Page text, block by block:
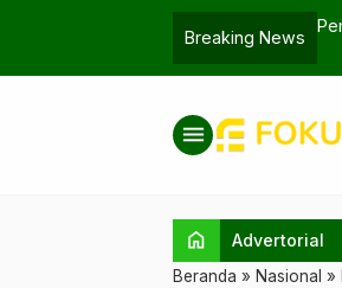
Breaking News
menu
home Advertorial
Beranda » Nasional »